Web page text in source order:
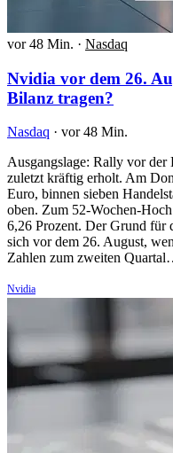
vor 48 Min. · Nasdaq
Nvidia vor dem 26.
Bilanz tragen?
Nasdaq · vor 48 Min.
Ausgangslage: Rally vor
zuletzt kräftig erholt. Am
Euro, binnen sieben
oben. Zum 52-Wochen-
6,26 Prozent. Der Grund für
sich vor dem 26. August,
Zahlen zum zweiten
Nvidia